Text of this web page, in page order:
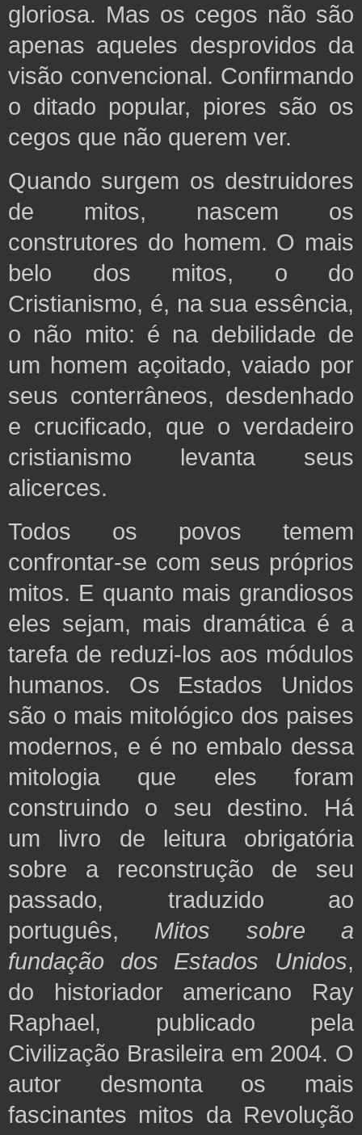
gloriosa. Mas os cegos não são
apenas aqueles desprovidos da
visão convencional. Confirmando
o ditado popular, piores são os
cegos que não querem ver.
Quando surgem os destruidores
de mitos, nascem os
construtores do homem. O mais
belo dos mitos, o do
Cristianismo, é, na sua essência,
o não mito: é na debilidade de
um homem açoitado, vaiado por
seus conterrâneos, desdenhado
e crucificado, que o verdadeiro
cristianismo levanta seus
alicerces.
Todos os povos temem
confrontar-se com seus próprios
mitos. E quanto mais grandiosos
eles sejam, mais dramática é a
tarefa de reduzi-los aos módulos
humanos. Os Estados Unidos
são o mais mitológico dos paises
modernos, e é no embalo dessa
mitologia que eles foram
construindo o seu destino. Há
um livro de leitura obrigatória
sobre a reconstrução de seu
passado, traduzido ao
português, Mitos sobre a
fundação dos Estados Unidos,
do historiador americano Ray
Raphael, publicado pela
Civilização Brasileira em 2004. O
autor desmonta os mais
fascinantes mitos da Revolução